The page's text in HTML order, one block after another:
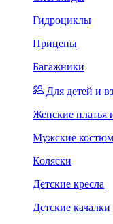
Гидроциклы
Прицепы
Багажники
Для детей и
Женские платья
Мужские
Коляски
Детские кресла
Детские качалки